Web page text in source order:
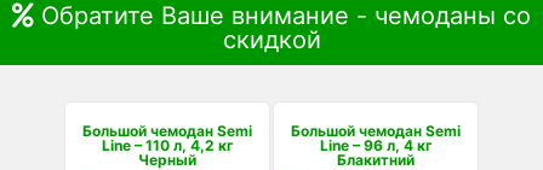
Обратите Ваше внимание - чемоданы со
скидкой
Большой чемодан Semi
Line – 110 л, 4,2 кг
Черный
Большой чемодан Semi
Line – 96 л, 4 кг
Блакитний